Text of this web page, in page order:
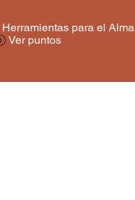
Herramientas para el Alma
Ver puntos